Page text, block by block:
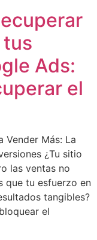
Ads:
el
Vender Más: La
¿Tu sitio
las ventas no
que tu esfuerzo en
tangibles?
el